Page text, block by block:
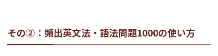
その②：頻出英文法・語法問題1000の使い方